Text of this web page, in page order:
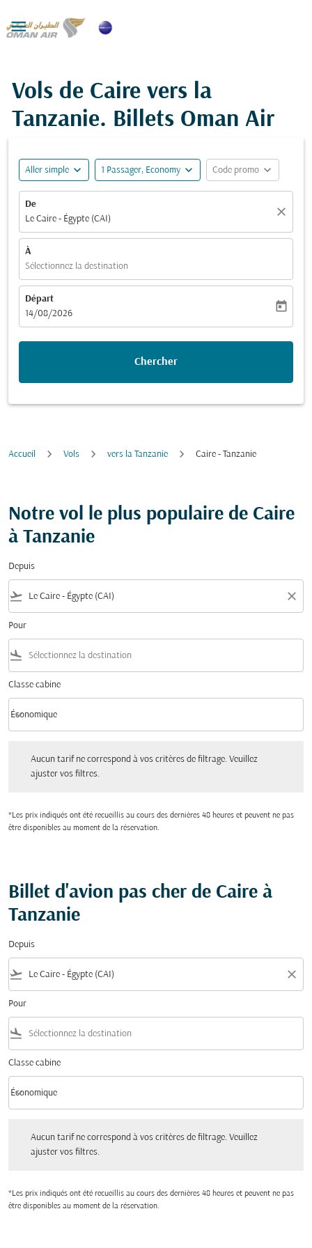

Vols de Caire vers la
Tanzanie. Billets Oman Air
Aller simple expand_more 1 Passager, Economy expand_more Code promo expand_more
De
Le Caire - Égypte (CAI)
close
À
Sélectionnez la destination
Départ
fc-booking-departure-date-aria-label
14/08/2026
today
Chercher
Accueil Vols vers la Tanzanie Caire - Tanzanie
Notre vol le plus populaire de Caire
à Tanzanie
Depuis
flight_takeoff close
Pour
flight_land
Classe cabine
Classe cabine option Économique Selected
Économique
keyboard_arrow_down
Aucun tarif ne correspond à vos critères de filtrage. Veuillez
ajuster vos filtres.
*Les prix indiqués ont été recueillis au cours des dernières 48 heures et peuvent ne pas
être disponibles au moment de la réservation.
Billet d'avion pas cher de Caire à
Tanzanie
Depuis
flight_takeoff close
Pour
flight_land
Classe cabine
Classe cabine option Économique Selected
Économique
keyboard_arrow_down
Aucun tarif ne correspond à vos critères de filtrage. Veuillez
ajuster vos filtres.
*Les prix indiqués ont été recueillis au cours des dernières 48 heures et peuvent ne pas
être disponibles au moment de la réservation.